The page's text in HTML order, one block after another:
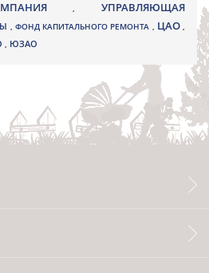
,УПРАВЛЯЮЩАЯ
, ФОНД КАПИТАЛЬНОГО РЕМОНТА , ЦАО,
, ЮЗАО